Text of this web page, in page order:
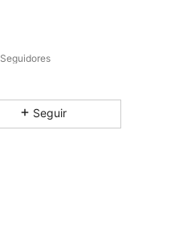
Seguir